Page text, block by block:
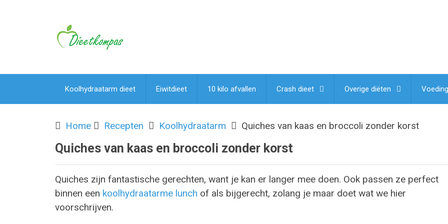
Koolhydraatarm dieet Eiwitdieet 10 kilo afvallen Crash dieet Overige diëten Voeding
Home Recepten Koolhydraatarm Quiches van kaas en broccoli zonder korst
Quiches van kaas en broccoli zonder korst
Quiches zijn fantastische gerechten, want je kan er langer mee doen. Ook passen ze perfect
binnen een koolhydraatarme lunch of als bijgerecht, zolang je maar doet wat we hier
voorschrijven.